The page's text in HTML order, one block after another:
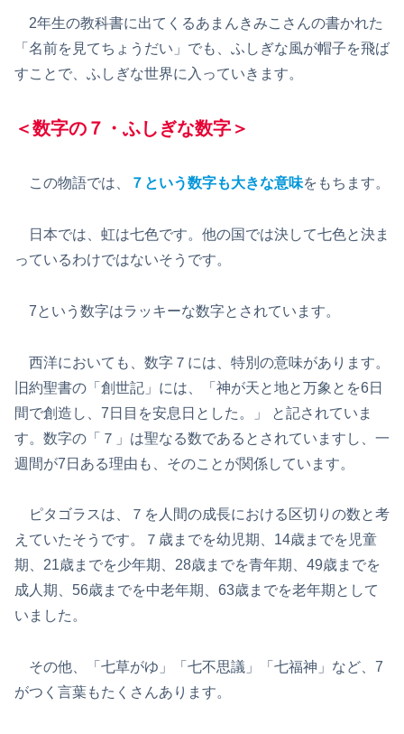
2年生の教科書に出てくるあまんきみこさんの書かれた
「名前を見てちょうだい」でも、ふしぎな風が帽子を飛ば
すことで、ふしぎな世界に入っていきます。
＜数字の７・ふしぎな数字＞
この物語では、 ７という数字も大きな意味をもちます。
日本では、虹は七色です。他の国では決して七色と決ま
っているわけではないそうです。
7という数字はラッキーな数字とされています。
西洋においても、数字７には、特別の意味があります。
旧約聖書の「創世記」には、「神が天と地と万象とを6日
間で創造し、7日目を安息日とした。」 と記されていま
す。数字の「７」は聖なる数であるとされていますし、一
週間が7日ある理由も、そのことが関係しています。
ピタゴラスは、７を人間の成長における区切りの数と考
えていたそうです。７歳までを幼児期、14歳までを児童
期、21歳までを少年期、28歳までを青年期、49歳までを
成人期、56歳までを中老年期、63歳までを老年期として
いました。
その他、「七草がゆ」「七不思議」「七福神」など、7
がつく言葉もたくさんあります。